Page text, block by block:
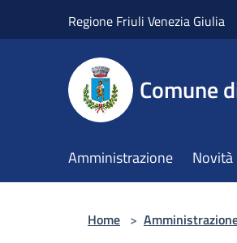
Regione Friuli Venezia Giulia
Comune
Amministrazione Novità
Home >